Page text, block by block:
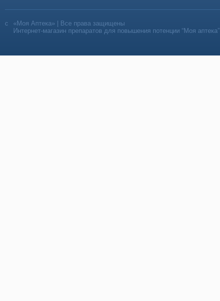
«Моя Аптека» | Все права защищены
Интернет-магазин препаратов для повышения потенции “Моя